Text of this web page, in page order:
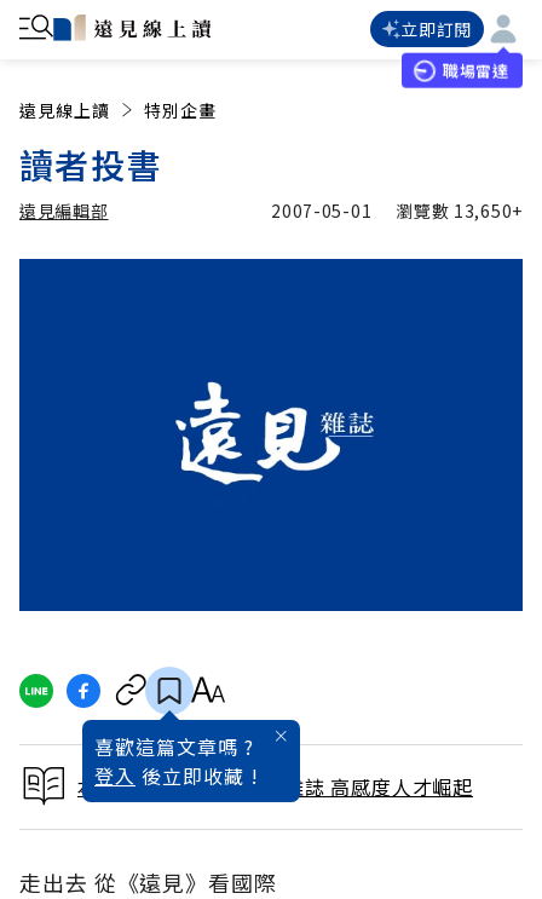
立即訂閱
職場雷達
遠見線上讀 特別企畫
讀者投書
遠見編輯部 2007-05-01 瀏覽數 13,650+
喜歡這篇文章嗎 ?
登入 後立即收藏 !
本文出自 2007 / 5月號雜誌 高感度人才崛起
走出去 從《遠見》看國際